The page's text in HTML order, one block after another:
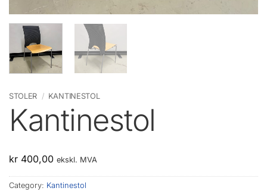
STOLER / KANTINESTOL
Kantinestol
kr 400,00 ekskl. MVA
Category: Kantinestol